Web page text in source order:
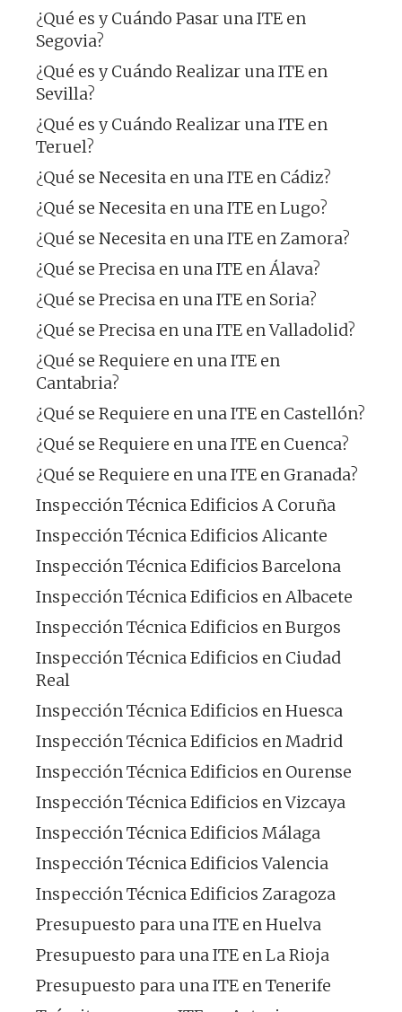
¿Qué es y Cuándo Pasar una ITE en
Segovia?
¿Qué es y Cuándo Realizar una ITE en
Sevilla?
¿Qué es y Cuándo Realizar una ITE en
Teruel?
¿Qué se Necesita en una ITE en Cádiz?
¿Qué se Necesita en una ITE en Lugo?
¿Qué se Necesita en una ITE en Zamora?
¿Qué se Precisa en una ITE en Álava?
¿Qué se Precisa en una ITE en Soria?
¿Qué se Precisa en una ITE en Valladolid?
¿Qué se Requiere en una ITE en
Cantabria?
¿Qué se Requiere en una ITE en Castellón?
¿Qué se Requiere en una ITE en Cuenca?
¿Qué se Requiere en una ITE en Granada?
Inspección Técnica Edificios A Coruña
Inspección Técnica Edificios Alicante
Inspección Técnica Edificios Barcelona
Inspección Técnica Edificios en Albacete
Inspección Técnica Edificios en Burgos
Inspección Técnica Edificios en Ciudad
Real
Inspección Técnica Edificios en Huesca
Inspección Técnica Edificios en Madrid
Inspección Técnica Edificios en Ourense
Inspección Técnica Edificios en Vizcaya
Inspección Técnica Edificios Málaga
Inspección Técnica Edificios Valencia
Inspección Técnica Edificios Zaragoza
Presupuesto para una ITE en Huelva
Presupuesto para una ITE en La Rioja
Presupuesto para una ITE en Tenerife